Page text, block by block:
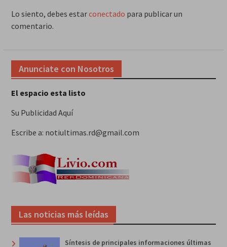
Lo siento, debes estarconectado para publicar un
comentario.
Anunciate con Nosotros
El espacio esta listo
Su Publicidad Aquí
Escribe a: notiultimas.rd@gmail.com
Las noticias más leídas
Síntesis de principales informaciones últimas